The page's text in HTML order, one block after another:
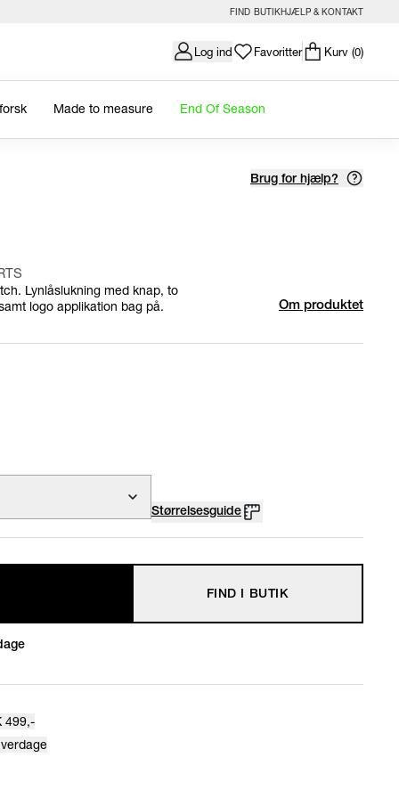
FIND BUTIKHJÆLP & KONTAKT
Log ind Favoritter Kurv (0)
Made to measure End Of Season
Brug for hjælp?
Lynlåslukning med knap, to
logo applikation bag på.
Om produktet
Størrelsesguide
FIND I BUTIK
499,-